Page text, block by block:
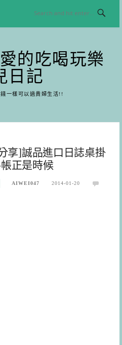
的吃喝玩樂
日記
一樣可以過貴婦生活!!
享]誠品進口日誌桌掛
正是時候
AIWEI047
2014-01-20